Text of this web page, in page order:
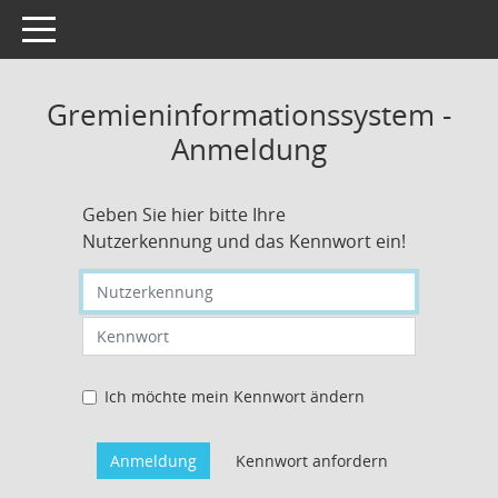
Toggle navigation
Gremieninformationssystem -
Anmeldung
Geben Sie hier bitte Ihre
Nutzerkennung und das Kennwort ein!
Nutzerkennung eingeben
Kennwort eingeben
Ich möchte mein Kennwort ändern